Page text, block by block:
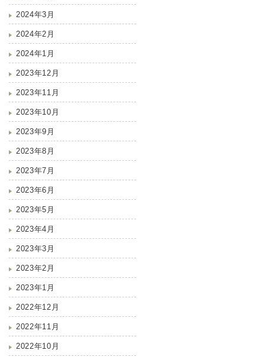
2024年3月
2024年2月
2024年1月
2023年12月
2023年11月
2023年10月
2023年9月
2023年8月
2023年7月
2023年6月
2023年5月
2023年4月
2023年3月
2023年2月
2023年1月
2022年12月
2022年11月
2022年10月